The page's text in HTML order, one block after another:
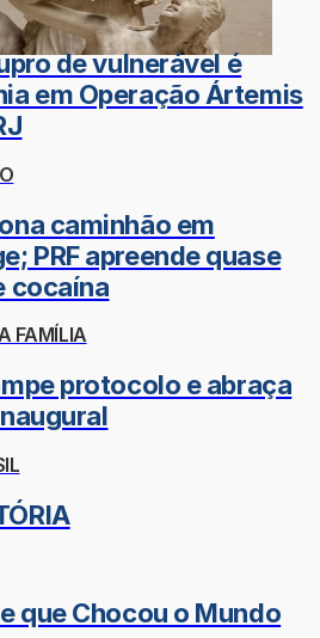
de vulnerável é
em Operação Ártemis
caminhão em
PRF apreende quase
cocaína
FAMÍLIA
protocolo e abraça
que Chocou o Mundo